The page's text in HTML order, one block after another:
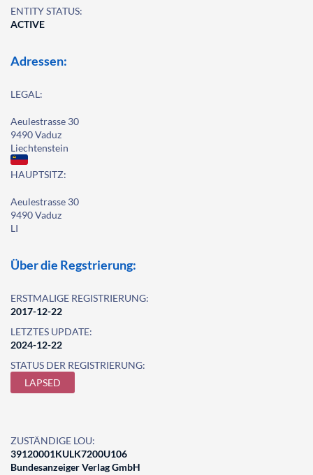
ENTITY STATUS:
ACTIVE
Adressen:
LEGAL:
Aeulestrasse 30
9490 Vaduz
Liechtenstein
HAUPTSITZ:
Aeulestrasse 30
9490 Vaduz
LI
Über die Regstrierung:
ERSTMALIGE REGISTRIERUNG:
2017-12-22
LETZTES UPDATE:
2024-12-22
STATUS DER REGISTRIERUNG:
LAPSED
ZUSTÄNDIGE LOU:
39120001KULK7200U106
Bundesanzeiger Verlag GmbH